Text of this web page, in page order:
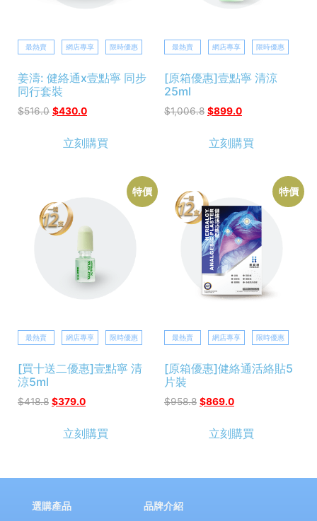
最熱賣 網店專享 限時優惠
姜濤: 健絡通x壹點寧 同步
同行套裝
$516.0 $430.0
立刻購買
最熱賣 網店專享 限時優惠
[原箱優惠]壹點寧 清涼
25ml
$1,006.8 $899.0
立刻購買
特價
最熱賣 網店專享 限時優惠
[買十送二優惠]壹點寧 清
涼5ml
$418.8 $379.0
立刻購買
特價
最熱賣 網店專享 限時優惠
[原箱優惠]健絡通活絡貼5
片裝
$958.8 $869.0
立刻購買
選購產品 品牌介紹